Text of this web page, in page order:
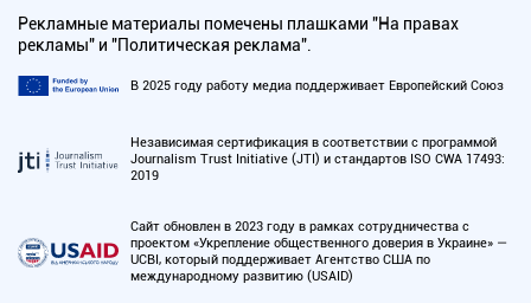
Рекламные материалы помечены плашками "На правах
рекламы" и "Политическая реклама".
В 2025 году работу медиа поддерживает Европейский Союз
Независимая сертификация в соответствии с программой
Journalism Trust Initiative (JTI) и стандартов ISO CWA 17493:
2019
Сайт обновлен в 2023 году в рамках сотрудничества с
проектом «Укрепление общественного доверия в Украине» —
UCBI, который поддерживает Агентство США по
международному развитию (USAID)